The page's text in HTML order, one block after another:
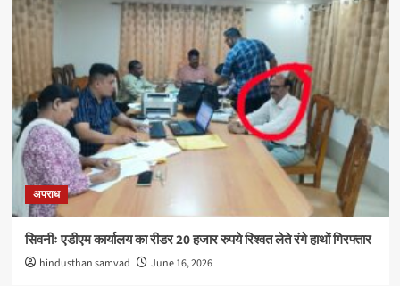
अपराध
सिवनीः एडीएम कार्यालय का रीडर 20 हजार रुपये रिश्वत लेते रंगे हाथों गिरफ्तार
hindusthan samvad June 16, 2026